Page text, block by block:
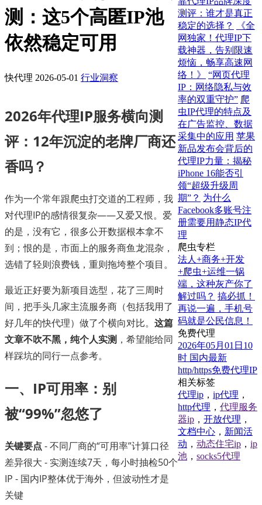
测：这5个高匿IP池
依然稳定可用
快代理 2026-05-01 行业洞察
2026年代理IP服务横向测
评：12年沉淀的老牌厂商还
香吗？
作为一个常年跟爬虫打交道的工程师，我
对代理IP的感情很复杂——又爱又恨。爱
的是，没有它，很多公开数据根本拿不
到；恨的是，市面上的服务商鱼龙混杂，
选错了轻则浪费钱，重则拖垮整个项目。
最近正好要为新项目选型，花了三周时
间，把手头几家主流服务商（包括我用了
好几年的快代理）做了个横向对比。 这篇
文章不吹不黑，纯个人实测 ，希望能给同
样踩坑的同行一点参考。
一、IP可用率：别
被“99%”忽悠了
关键要点 - 不同厂商的“可用率”计算口径
差异很大 - 实测连续7天，每小时抽检50个
IP - 国内IP整体优于海外，但波动性才是
关键
测评：谁才是真正
稳定的选择？
《全
网独家！代理IP下
载神器，告别限速
烦恼，畅享高速网
络！》
“网页代理
IP：网络隐私与效
率的双重守护” 爬
虫IP代理的特点及
在广告监控、数据
采集中的应用 苹果
新品发布会背后的
代理IP力量：揭秘
iPhone 16能否引
领“超级升级周
期”？ 为什么
Facebook多账号注
册需要用静态IP代
理
爬虫专栏
法人+商务+开发
+爬虫+运维一锅
端，这种灰产你了
解过吗？ 搞必抓！
再说一遍，手机号
码就是公民信息！
免费代理
2026年05月01日10
时 国内最新
http/https免费代理IP
相关标签
代理ip ， ip代理 ，
http代理 ， 代理服务
器ip ， 开放代理 ，
文档中心 ， 新闻活
动 ， 动态住宅ip ， ip
池 ， socks5代理